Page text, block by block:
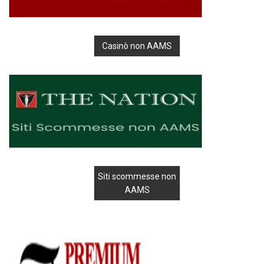
Casinò non AAMS
Siti scommesse non
AAMS